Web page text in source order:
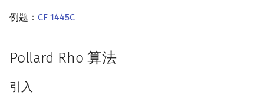
Prüfer 序列
矩阵树定理
例题： CF 1445C
Pollard Rho 算法
引入